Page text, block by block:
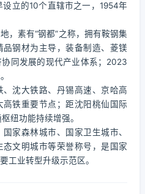
立的10个直辖市之一，1954年
，素有“钢都”之称，拥有鞍钢集
钢材为主导，装备制造、菱镁
同发展的现代产业体系；2023
沈大铁路、丹锡高速、京哈高
铁重要节点；距沈阳桃仙国际
纽功能持续增强。
家森林城市、国家卫生城市、
文明城市等荣誉称号，是国家
工业转型升级示范区。